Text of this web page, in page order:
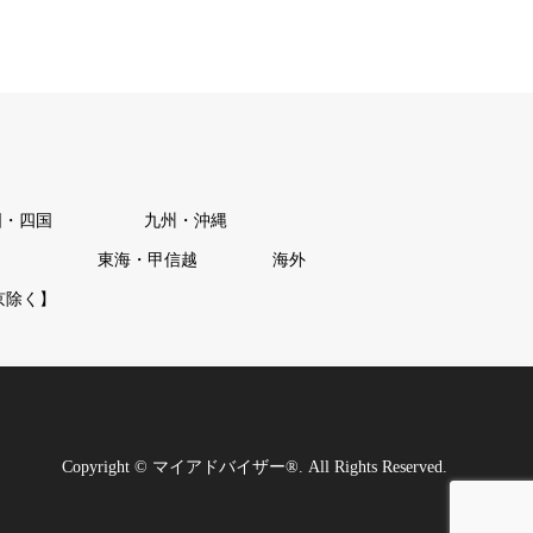
四国 九州・沖縄
東海・甲信越 海外
く】
Copyright © マイアドバイザー® . All Rights Reserved.